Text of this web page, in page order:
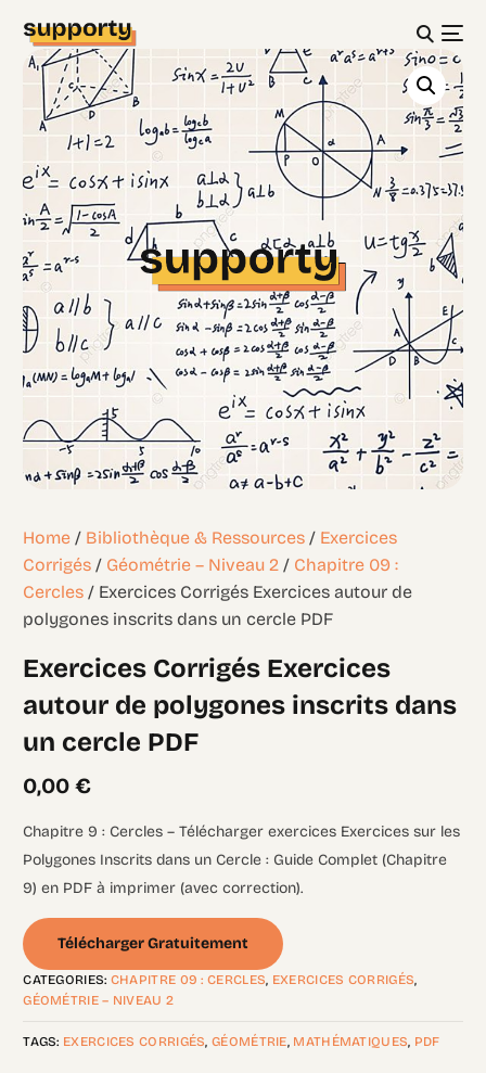
Home / Bibliothèque & Ressources / Exercices
Corrigés / Géométrie – Niveau 2 / Chapitre 09 :
Cercles / Exercices Corrigés Exercices autour de
polygones inscrits dans un cercle PDF
Exercices Corrigés Exercices
autour de polygones inscrits dans
un cercle PDF
0,00€
Chapitre 9 : Cercles – Télécharger exercices Exercices sur les
Polygones Inscrits dans un Cercle : Guide Complet (Chapitre
9) en PDF à imprimer (avec correction).
Télécharger Gratuitement
CATEGORIES: CHAPITRE 09 : CERCLES, EXERCICES CORRIGÉS,
GÉOMÉTRIE – NIVEAU 2
TAGS: EXERCICES CORRIGÉS,GÉOMÉTRIE, MATHÉMATIQUES, PDF